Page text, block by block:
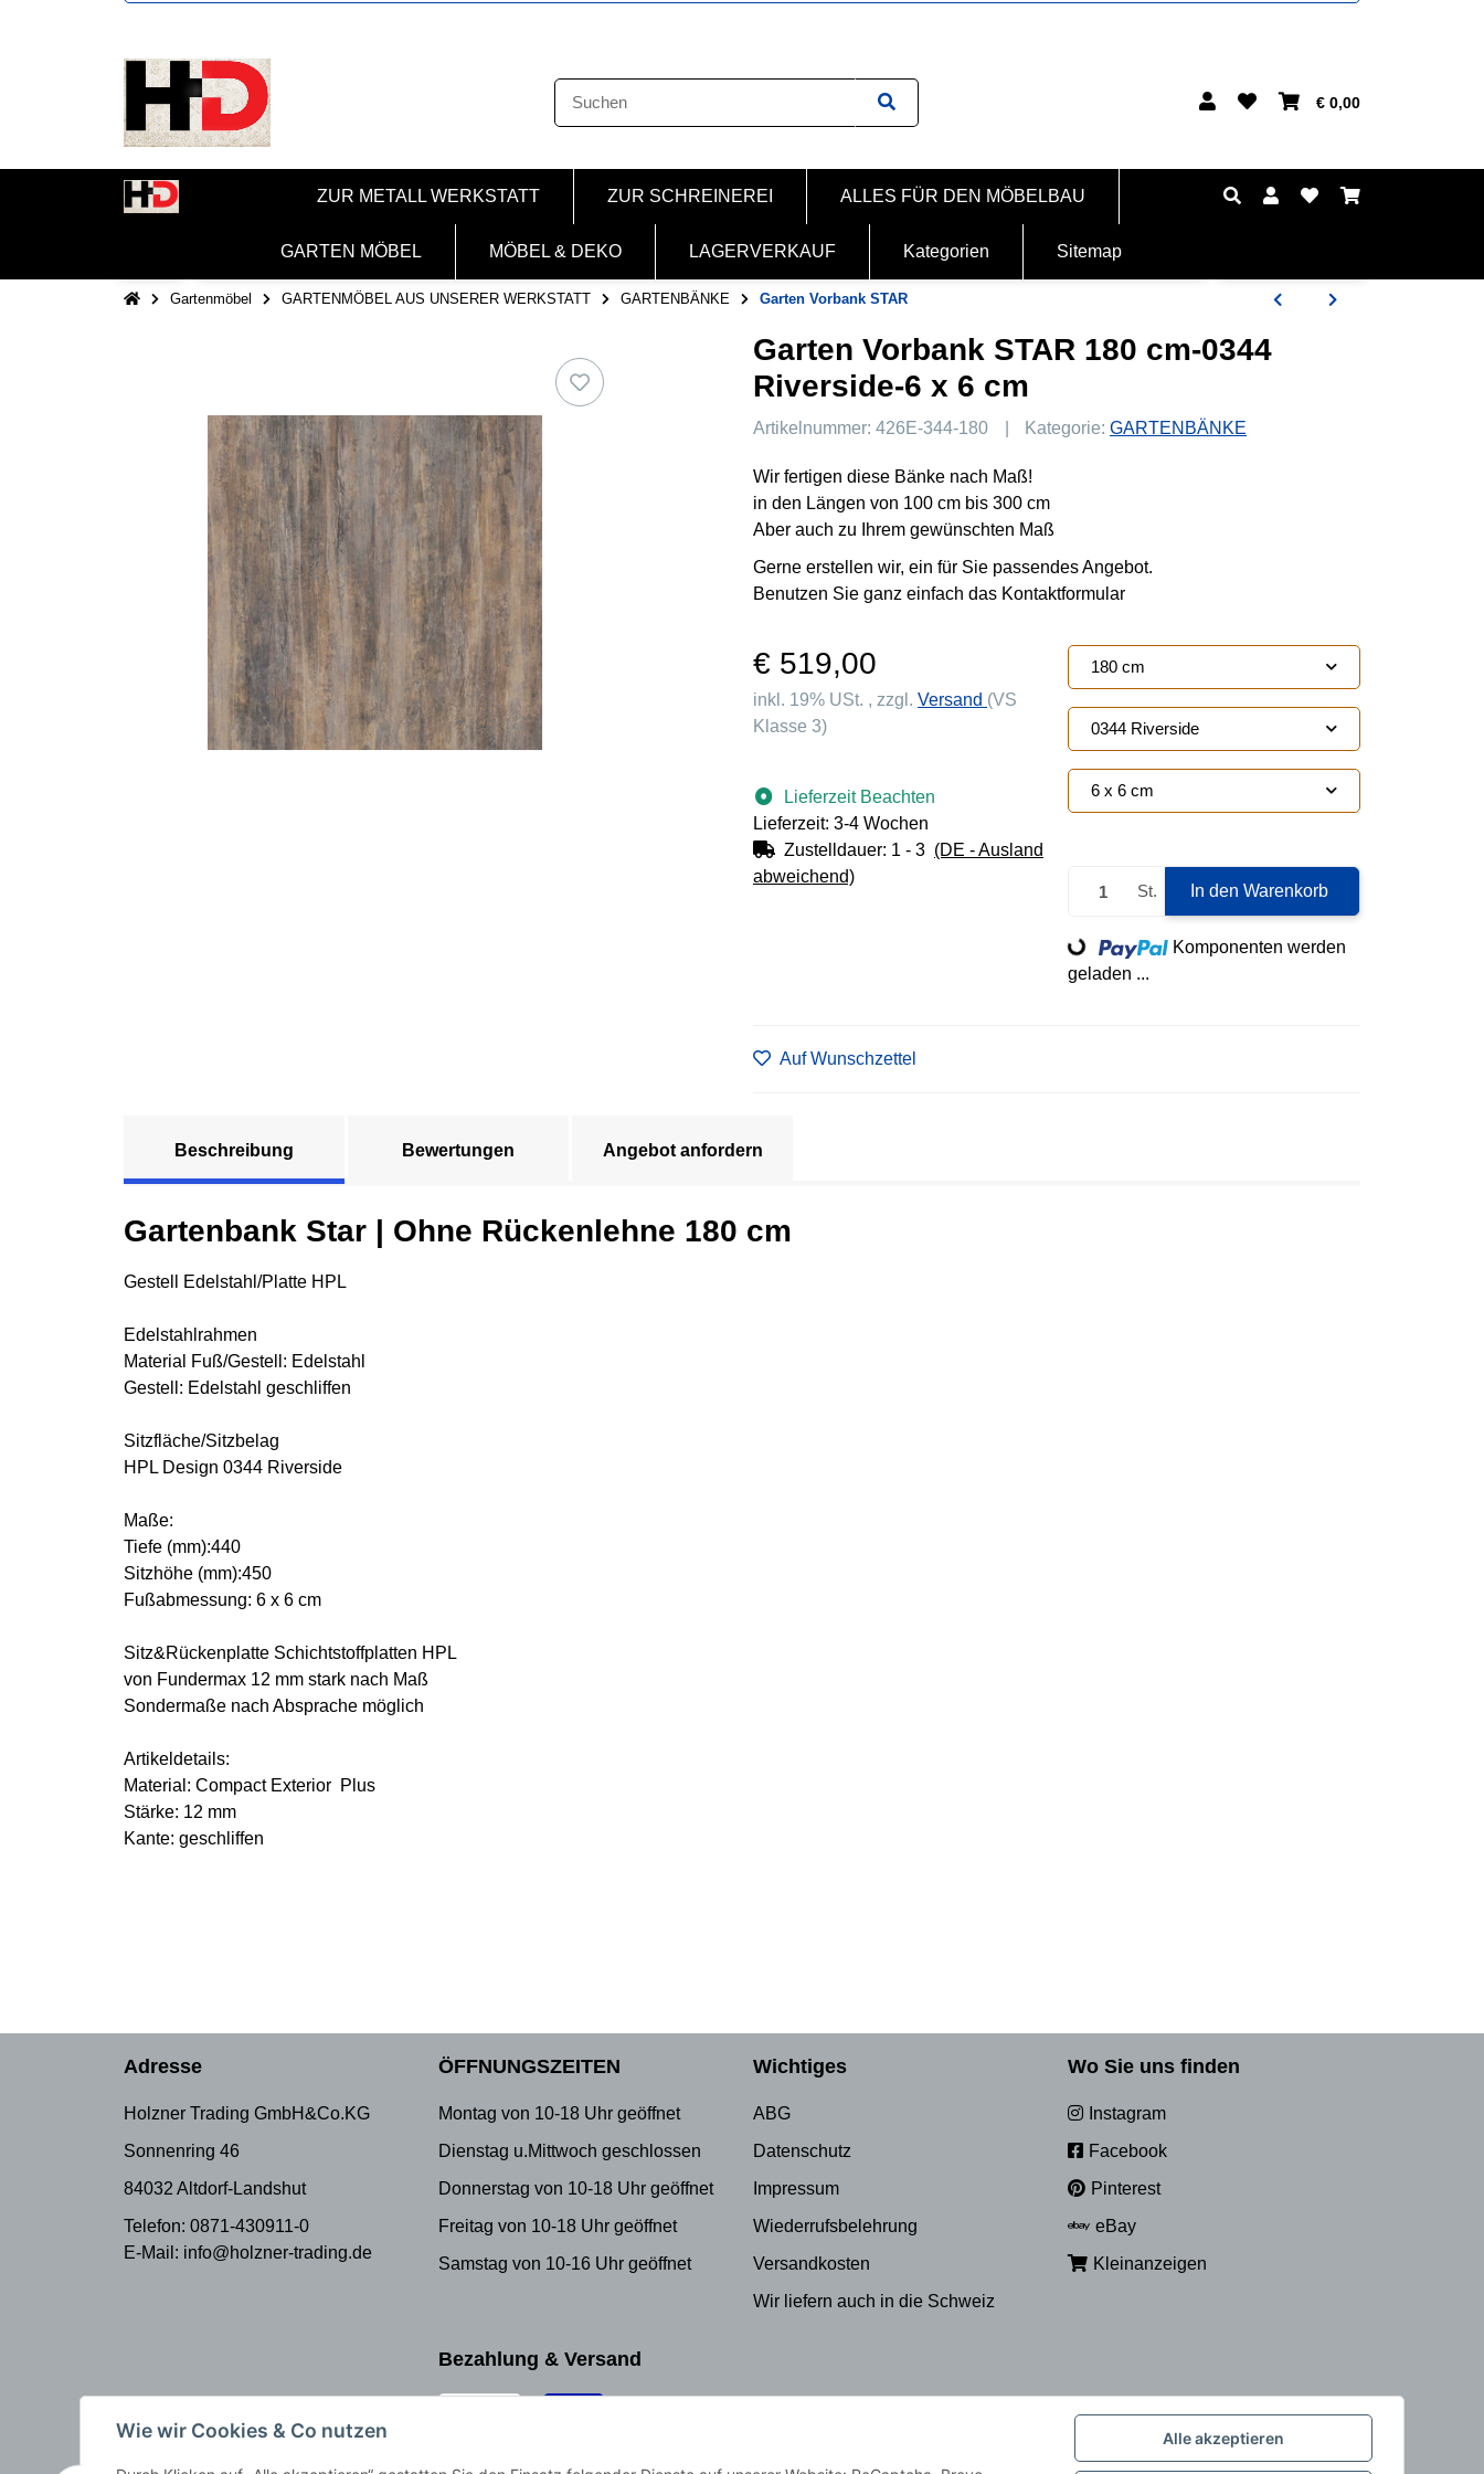
€ 0,00
ZUR METALL WERKSTATT ZUR SCHREINEREI ALLES FÜR DEN MÖBELBAU
GARTEN MÖBEL MÖBEL & DEKO LAGERVERKAUF Kategorien Sitemap
Gartenmöbel GARTENMÖBEL AUS UNSERER WERKSTATT GARTENBÄNKE Garten Vorbank STAR
Garten Vorbank STAR 180 cm-0344
Riverside-6 x 6 cm
Artikelnummer: 426E-344-180 Kategorie: GARTENBÄNKE
Wir fertigen diese Bänke nach Maß!
in den Längen von 100 cm bis 300 cm
Aber auch zu Ihrem gewünschten Maß
Gerne erstellen wir, ein für Sie passendes Angebot.
Benutzen Sie ganz einfach das Kontaktformular
€ 519,00
inkl. 19% USt. , zzgl. Versand (VS
Klasse 3)
Lieferzeit Beachten
Lieferzeit: 3-4 Wochen
Zustelldauer: 1 - 3 (DE - Ausland
abweichend)
180 cm
0344 Riverside
6 x 6 cm
St. In den Warenkorb
Loading...
Komponenten werden
geladen ...
Auf Wunschzettel
Beschreibung Bewertungen Angebot anfordern
Gartenbank Star | Ohne Rückenlehne 180 cm
Gestell Edelstahl/Platte HPL
Edelstahlrahmen
Material Fuß/Gestell: Edelstahl
Gestell: Edelstahl geschliffen
Sitzfläche/Sitzbelag
HPL Design 0344 Riverside
Maße:
Tiefe (mm):440
Sitzhöhe (mm):450
Fußabmessung: 6 x 6 cm
Sitz&Rückenplatte Schichtstoffplatten HPL
von Fundermax 12 mm stark nach Maß
Sondermaße nach Absprache möglich
Artikeldetails:
Material: Compact Exterior Plus
Stärke: 12 mm
Kante: geschliffen
Adresse
Holzner Trading GmbH&Co.KG
Sonnenring 46
84032 Altdorf-Landshut
Telefon: 0871-430911-0
E-Mail: info@holzner-trading.de
ÖFFNUNGSZEITEN
Montag von 10-18 Uhr geöffnet
Dienstag u.Mittwoch geschlossen
Donnerstag von 10-18 Uhr geöffnet
Freitag von 10-18 Uhr geöffnet
Samstag von 10-16 Uhr geöffnet
Wichtiges
ABG
Datenschutz
Impressum
Wiederrufsbelehrung
Versandkosten
Wir liefern auch in die Schweiz
Wo Sie uns finden
Instagram
Facebook
Pinterest
eBay
Kleinanzeigen
Bezahlung & Versand
Alle akzeptieren
Wie wir Cookies & Co nutzen